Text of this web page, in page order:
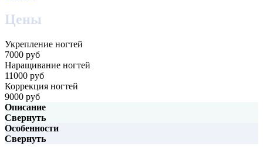
Цены
Укрепление ногтей
7000 руб
Наращивание ногтей
11000 руб
Коррекция ногтей
9000 руб
Описание
Свернуть
Особенности
Свернуть